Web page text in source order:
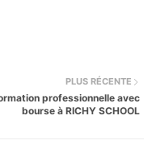
PLUS RÉCENTE
professionnelle avec
bourse à RICHY SCHOOL